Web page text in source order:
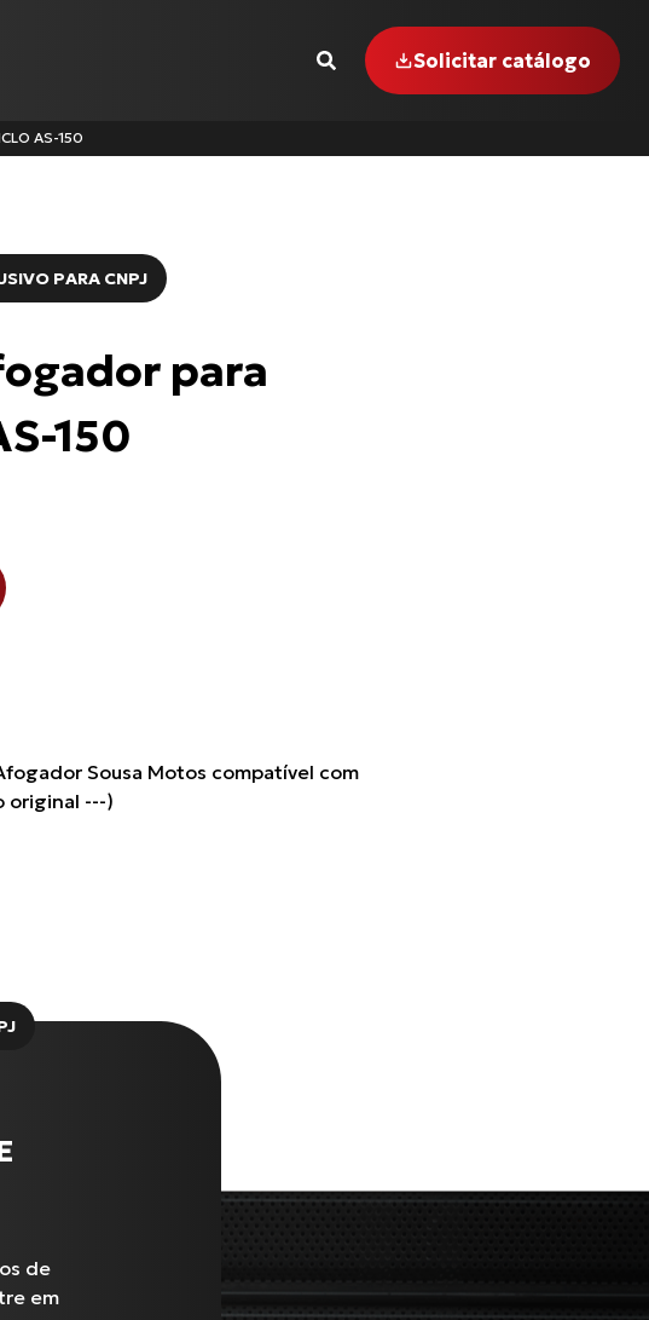
Solicitar catálogo
AS-150
PARA CNPJ
para
150
Sousa Motos compatível com
original ---)
de
em